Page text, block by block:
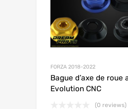
FORZA 2018-2022
Bague d’axe de roue
Evolution CNC
(0 reviews)